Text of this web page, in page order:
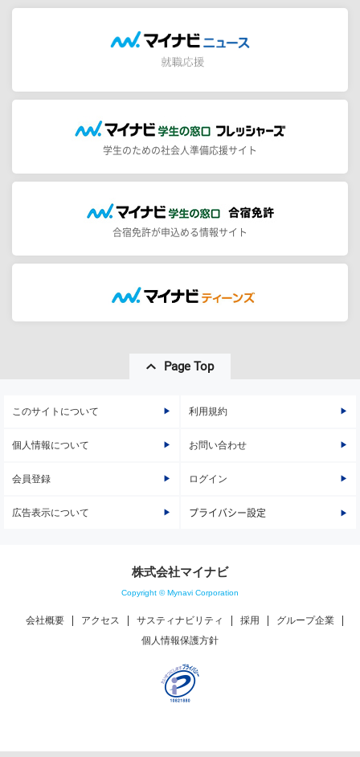
学生のための社会人準備応援サイト
合宿免許が申込める情報サイト
Page Top
このサイトについて 利用規約
個人情報について お問い合わせ
会員登録 ログイン
広告表示について プライバシー設定
株式会社マイナビ
Copyright © Mynavi Corporation
会社概要 アクセス サスティナビリティ 採用
グループ企業
個人情報保護方針